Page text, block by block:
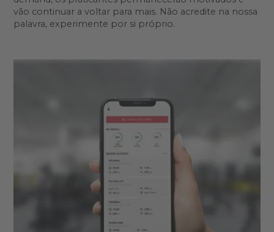
vão continuar a voltar para mais. Não acredite na nossa
palavra, experimente por si próprio.